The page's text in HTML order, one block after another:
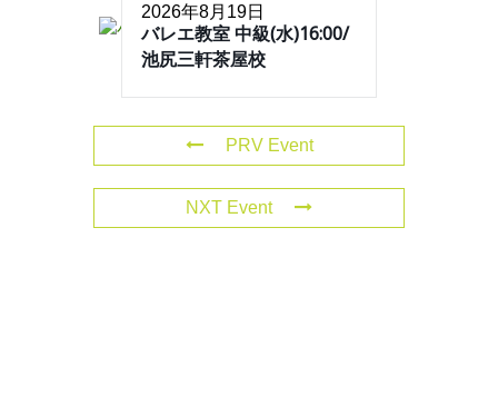
2026年8月19日
バレエ教室 中級(水)16:00/
池尻三軒茶屋校
PRV Event
NXT Event